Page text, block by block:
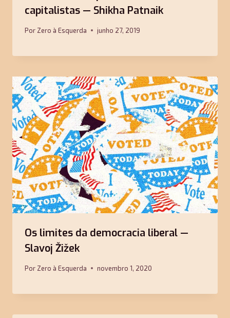
capitalistas — Shikha Patnaik
Por Zero à Esquerda junho 27, 2019
Os limites da democracia liberal —
Slavoj Žižek
Por Zero à Esquerda novembro 1, 2020